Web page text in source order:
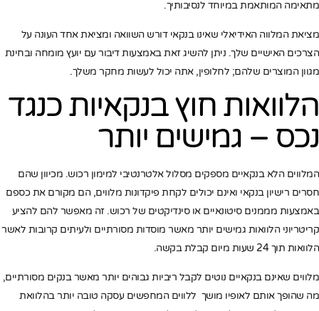
מתאימה המותאמת במיוחד לנסיבותיך.
מציאת המלווה האידיאלי שאינו בנקאי דורש השוואה ומציאת אחד העונה על
הצרכים האישיים שלך. ניתן להשיג זאת באמצעות דיבור עם יועץ מומחה ובחינת
מגוון המוצרים שלהם; לחלופין, אתה יכול לעשות מחקר משלך.
הלוואות חוץ בנקאיות כנגד
נכס – גמישים יותר
המלווים הלא בנקאיים מספקים מסלול אלטרנטיבי למימון רכוש. מכיוון שהם
חסרים רישיון בנקאי ואינם יכולים לקחת פיקדונות מלווים, הם מקורם את כספם
באמצעות מממנים סיטונאיים או סינדיקטים של רכוש. זה מאפשר להם להציע
קריטריוני הלוואות גמישים יותר מאשר מוסדות מסורתיים ולעיתים קרובות לאשר
הלוואות תוך 24 שעות מיום קבלת בקשה.
מלווים שאינם בנקאיים נוטים לקבל ריביות גבוהים יותר מאשר בנקים מסורתיים,
מה שהופך אותם לאופיו מושך ללווים המחפשים עסקה טובה יותר בהלוואת